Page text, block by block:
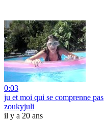
0:03
ju et moi qui se comprenne pas
zoukyjuli
il y a 20 ans